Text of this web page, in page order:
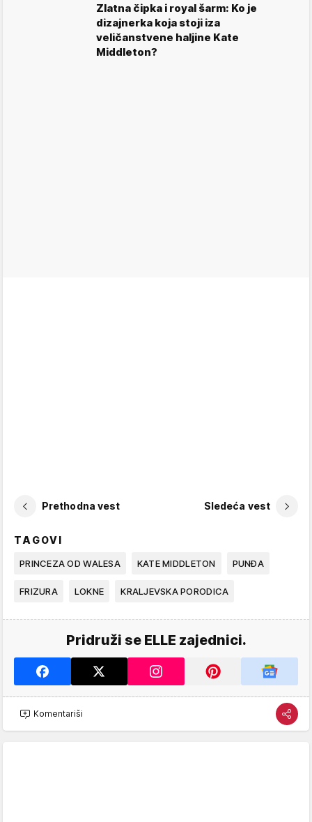
Zlatna čipka i royal šarm: Ko je
dizajnerka koja stoji iza
veličanstvene haljine Kate
Middleton?
Prethodna vest Sledeća vest
TAGOVI
PRINCEZA OD WALESA KATE MIDDLETON PUNĐA
FRIZURA LOKNE KRALJEVSKA PORODICA
Pridruži se ELLE zajednici.
Komentariši